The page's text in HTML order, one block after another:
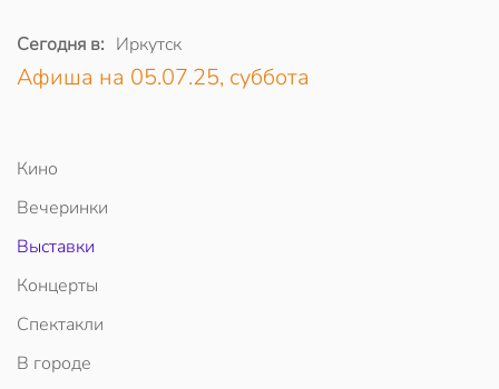
Сегодня в: Иркутск
Афиша на 05.07.25, суббота
Кино
Вечеринки
Выставки
Концерты
Спектакли
В городе